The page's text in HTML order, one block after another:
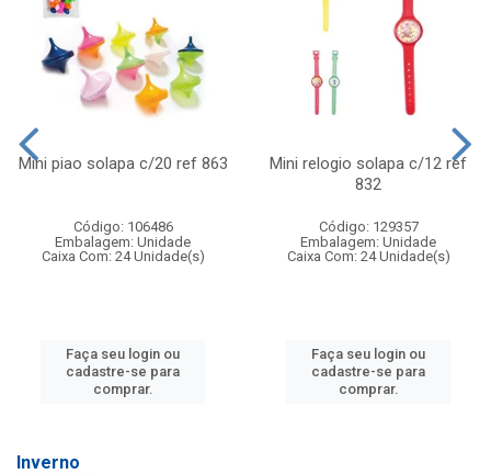
Mini piao solapa c/20 ref 863
Código: 106486
Embalagem: Unidade
Caixa Com: 24 Unidade(s)
Faça seu login ou
cadastre-se para
comprar.
Mini relogio solapa c/12 ref
832
Código: 129357
Embalagem: Unidade
Caixa Com: 24 Unidade(s)
Faça seu login ou
cadastre-se para
comprar.
Inverno